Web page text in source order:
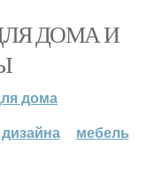
ДОМА И
дома
мебель